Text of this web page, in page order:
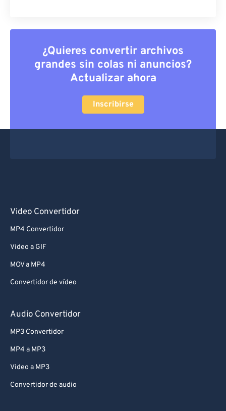
¿Quieres convertir archivos
grandes sin colas ni anuncios?
Actualizar ahora
Inscribirse
Video Convertidor
MP4 Convertidor
Video a GIF
MOV a MP4
Convertidor de vídeo
Audio Convertidor
MP3 Convertidor
MP4 a MP3
Video a MP3
Convertidor de audio